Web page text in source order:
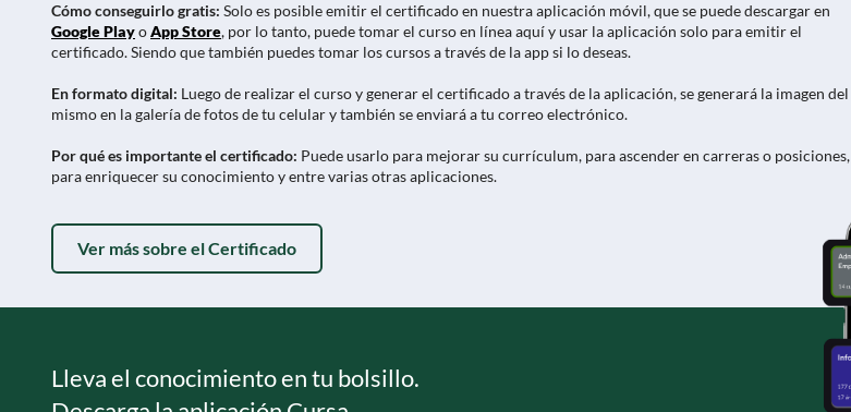
Cómo conseguirlo gratis: Solo es posible emitir el certificado en nuestra aplicación móvil, que se puede descargar en
Google PlayoApp Store, por lo tanto, puede tomar el curso en línea aquí y usar la aplicación solo para emitir el
certificado. Siendo que también puedes tomar los cursos a través de la app si lo deseas.
En formato digital: Luego de realizar el curso y generar el certificado a través de la aplicación, se generará la imagen del
mismo en la galería de fotos de tu celular y también se enviará a tu correo electrónico.
Por qué es importante el certificado: Puede usarlo para mejorar su currículum, para ascender en carreras o posiciones,
para enriquecer su conocimiento y entre varias otras aplicaciones.
Ver más sobre el Certificado
Lleva el conocimiento en tu bolsillo.